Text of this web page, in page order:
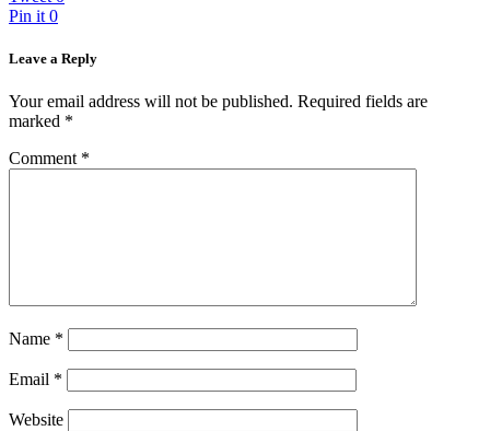
Pin it 0
Leave a Reply
Your email address will not be published. Required fields are
marked *
Comment *
Name *
Email *
Website